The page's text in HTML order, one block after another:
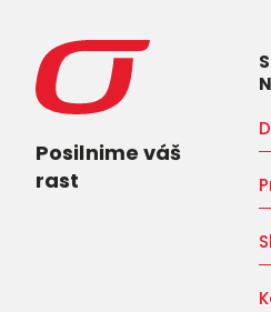
Posilnime váš
rast